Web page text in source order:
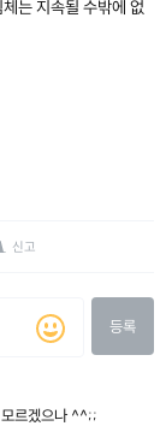
는 지속될 수밖에 없
신고
등록
모르겠으나 ^^;;